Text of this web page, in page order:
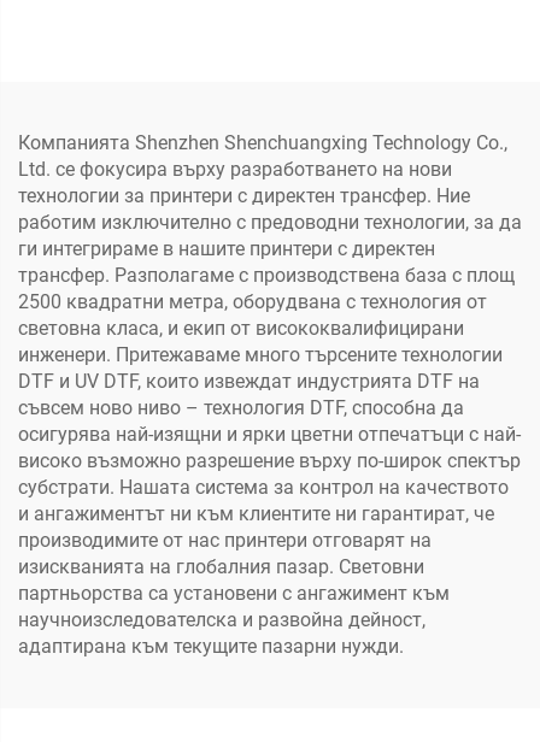
принтер (с ниска
температура)
Компанията Shenzhen Shenchuangxing Technology Co.,
Ltd. се фокусира върху разработването на нови
технологии за принтери с директен трансфер. Ние
работим изключително с предоводни технологии, за да
ги интегрираме в нашите принтери с директен
трансфер. Разполагаме с производствена база с площ
2500 квадратни метра, оборудвана с технология от
световна класа, и екип от висококвалифицирани
инженери. Притежаваме много търсените технологии
DTF и UV DTF, които извеждат индустрията DTF на
съвсем ново ниво – технология DTF, способна да
осигурява най-изящни и ярки цветни отпечатъци с най-
високо възможно разрешение върху по-широк спектър
субстрати. Нашата система за контрол на качеството
и ангажиментът ни към клиентите ни гарантират, че
производимите от нас принтери отговарят на
изискванията на глобалния пазар. Световни
партньорства са установени с ангажимент към
научноизследователска и развойна дейност,
адаптирана към текущите пазарни нужди.